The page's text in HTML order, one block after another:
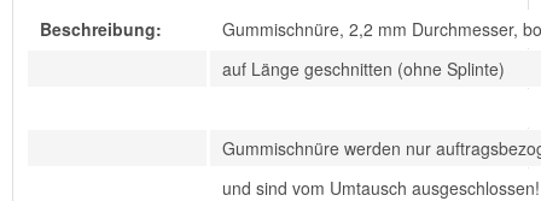
Beschreibung:
Gummischnüre, 2,2 mm Durchmesser,
auf Länge geschnitten (ohne Splinte)
Gummischnüre werden nur
und sind vom Umtausch ausgeschlossen!